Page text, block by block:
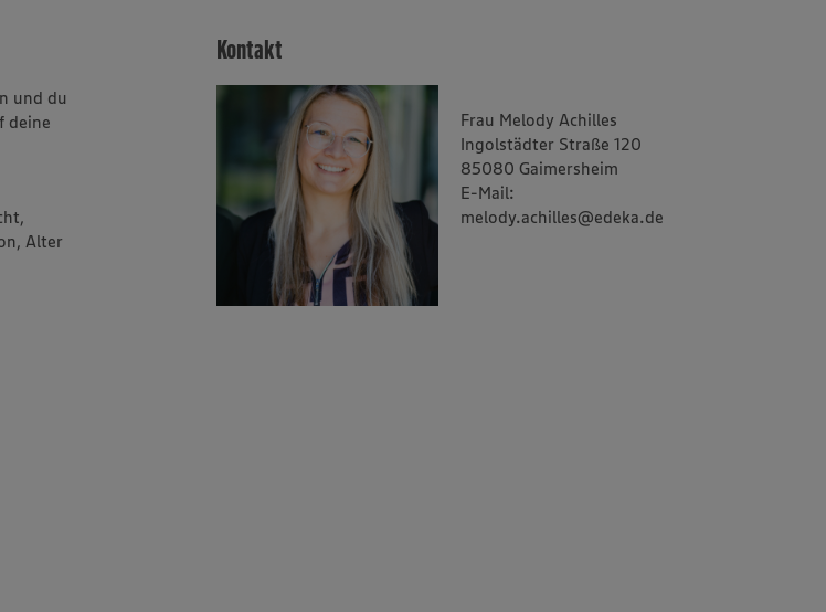
und du
deine
Alter
Kontakt
Frau Melody Achilles
Ingolstädter Straße 120
85080 Gaimersheim
E-Mail:
melody.achilles@edeka.de